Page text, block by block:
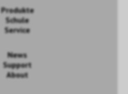
Produkte
Schule
Service
News
Support
About